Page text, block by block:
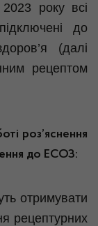
року всі
до
(далі
рецептом
роз’яснення
до ЕСОЗ:
отримувати
рецептурних